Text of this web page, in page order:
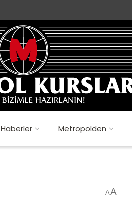
Haberler Metropolden
AA